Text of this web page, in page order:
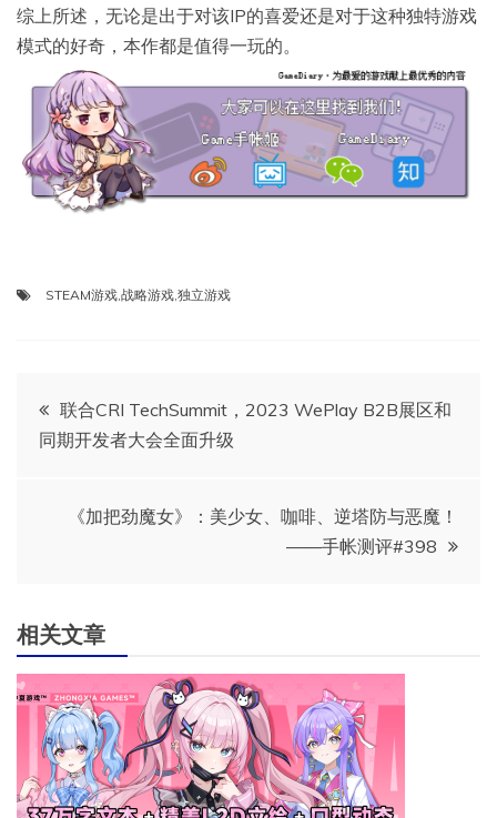
综上所述，无论是出于对该IP的喜爱还是对于这种独特游戏
模式的好奇，本作都是值得一玩的。
STEAM游戏,战略游戏,独立游戏
文
章
联合CRI TechSummit，2023 WePlay B2B展区和
同期开发者大会全面升级
《加把劲魔女》：美少女、咖啡、逆塔防与恶魔！
——手帐测评#398
相关文章